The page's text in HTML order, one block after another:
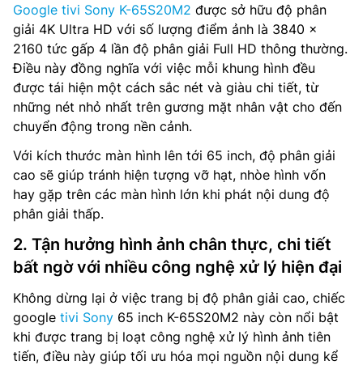
Google tivi Sony K-65S20M2 được sở hữu độ phân
giải 4K Ultra HD với số lượng điểm ảnh là 3840 x
2160 tức gấp 4 lần độ phân giải Full HD thông thường.
Điều này đồng nghĩa với việc mỗi khung hình đều
được tái hiện một cách sắc nét và giàu chi tiết, từ
những nét nhỏ nhất trên gương mặt nhân vật cho đến
chuyển động trong nền cảnh.
Với kích thước màn hình lên tới 65 inch, độ phân giải
cao sẽ giúp tránh hiện tượng vỡ hạt, nhòe hình vốn
hay gặp trên các màn hình lớn khi phát nội dung độ
phân giải thấp.
2. Tận hưởng hình ảnh chân thực, chi tiết
bất ngờ với nhiều công nghệ xử lý hiện đại
Không dừng lại ở việc trang bị độ phân giải cao, chiếc
google tivi Sony 65 inch K-65S20M2 này còn nổi bật
khi được trang bị loạt công nghệ xử lý hình ảnh tiên
tiến, điều này giúp tối ưu hóa mọi nguồn nội dung kể